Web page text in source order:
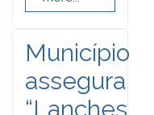
Município
assegura
“Lanches